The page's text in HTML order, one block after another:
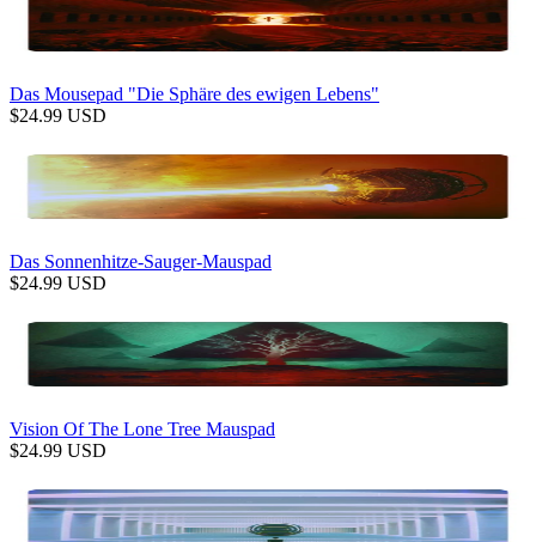
Das Mousepad "Die Sphäre des ewigen Lebens"
$24.99 USD
Das Sonnenhitze-Sauger-Mauspad
$24.99 USD
Vision Of The Lone Tree Mauspad
$24.99 USD